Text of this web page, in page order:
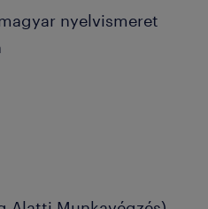
nyelvismeret